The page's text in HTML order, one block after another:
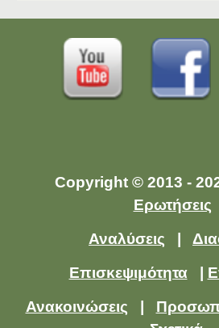
Copyright © 2013 -
Ερωτήσεις
Αναλύσεις
Επισκεψιμότητα|
Ανακοινώσεις